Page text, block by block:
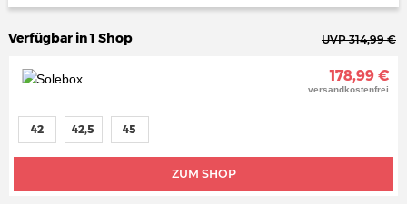
Verfügbar in 1 Shop UVP 314,99 €
178,99 €
versandkostenfrei
ZUM SHOP
42 42,5 45